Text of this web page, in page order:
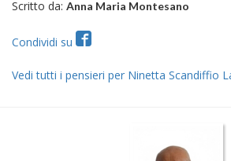
Scritto da: Anna Maria Montesano
Condividi su
Vedi tutti i pensieri per Ninetta Scandiffio